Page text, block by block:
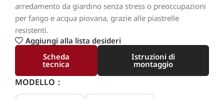
arredamento da giardino senza stress o preoccupazioni
per fango e acqua piovana, grazie alle piastrelle
resistenti.
Aggiungi alla lista desideri
Scheda
tecnica
Istruzioni di
montaggio
MODELLO